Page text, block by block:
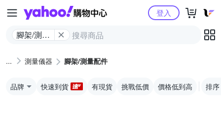
Yahoo購物中心
腳架/測量
登入
測量儀器 腳架/測量配件
品牌 快速到貨 有現貨 挑戰低價 價格低到高 排序